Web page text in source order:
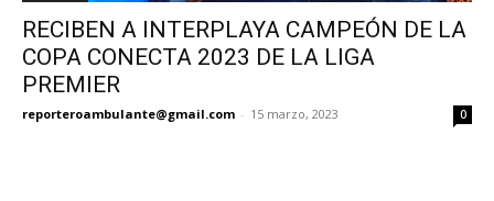
RECIBEN A INTERPLAYA CAMPEÓN DE LA
COPA CONECTA 2023 DE LA LIGA
PREMIER
reporteroambulante@gmail.com - 15 marzo, 2023 0